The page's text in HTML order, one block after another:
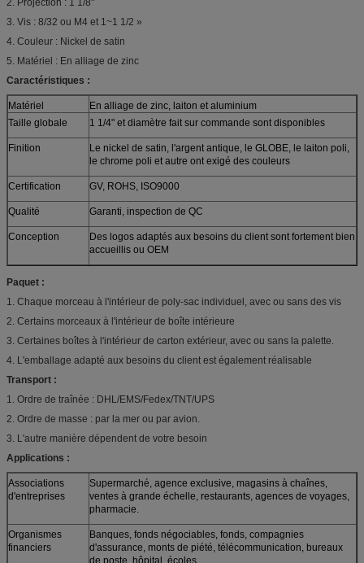
2. Projection : 1 1/8"
3. Vis : 8/32 ou M4 et 1~1 1/2 »
4. Couleur : Nickel de satin
5. Matériel : En alliage de zinc
Caractéristiques :
Matériel
En alliage de zinc, laiton et aluminium
Taille globale
1 1/4" et diamètre fait sur commande sont disponibles
Finition
Le nickel de satin, l'argent antique, le GLOBE, le laiton poli,
le chrome poli et autre ont exigé des couleurs
Certification GV, ROHS, ISO9000
Qualité Garanti, inspection de QC
Conception
Des logos adaptés aux besoins du client sont fortement bien
accueillis ou OEM
Paquet :
1. Chaque morceau à l'intérieur de poly-sac individuel, avec ou sans des vis
2. Certains morceaux à l'intérieur de boîte intérieure
3. Certaines boîtes à l'intérieur de carton extérieur, avec ou sans la palette.
4. L'emballage adapté aux besoins du client est également réalisable
Transport :
1. Ordre de traînée : DHL/EMS/Fedex/TNT/UPS
2. Ordre de masse : par la mer ou par avion.
3. L'autre manière dépendent de votre besoin
Applications :
Associations
d'entreprises
Supermarché, agence exclusive, magasins à chaînes,
ventes à grande échelle, restaurants, agences de voyages,
pharmacie.
Organismes
financiers
Banques, fonds négociables, fonds, compagnies
d'assurance, monts de piété, télécommunication, bureaux
de poste, hôpital, écoles